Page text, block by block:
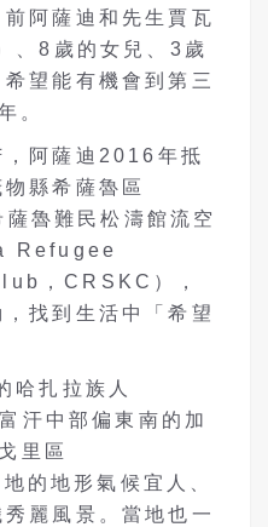
阿薩迪和先生賈瓦
8歲的女兒、3歲
望能有機會到第三
。
，阿薩迪2016年抵
縣希薩魯區
魯難民松濤館流空
Refugee
，CRSKC），
找到生活中「希望
哈扎拉族人
汗中部偏東南的加
里區
的地形氣候宜人、
麗風景。當地也一